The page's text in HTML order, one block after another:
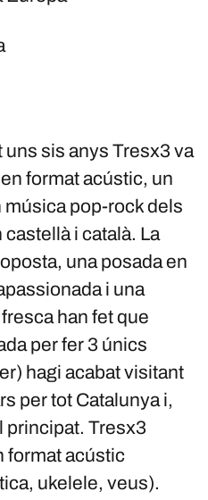
sis anys Tresx3 va
format acústic, un
pop-rock dels
castellà i català. La
una posada en
i una
han fet que
per fer 3 únics
hagi acabat visitant
per tot Catalunya i,
principat. Tresx3
format acústic
ukelele, veus).